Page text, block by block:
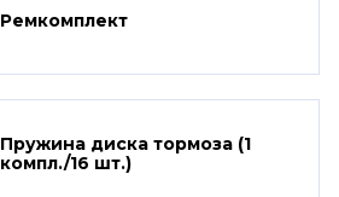
Ремкомплект
Пружина диска тормоза (1
компл./16 шт.)